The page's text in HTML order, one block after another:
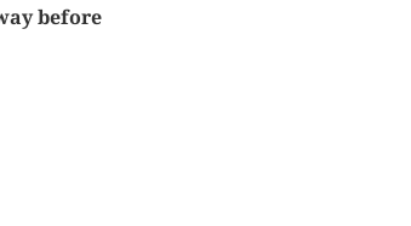
before